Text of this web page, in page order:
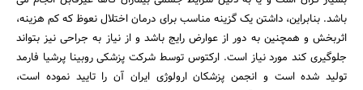
باشد. بنابراین، داشتن یک گزینه مناسب برای درمان اختلال نعوظ که کم هزینه،
اثربخش و همچنین به دور از عوارض رایج باشد و از نیاز به جراحی نیز بتواند
جلوگیری کند مورد نیاز است. ارکتوس توسط شرکت پزشکی روبینا پرشیا فارمد
تولید شده است و انجمن پزشکان ارولوژی ایران آن را تایید نموده است،